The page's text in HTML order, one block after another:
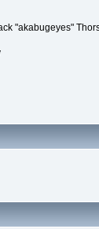
"akabugeyes"